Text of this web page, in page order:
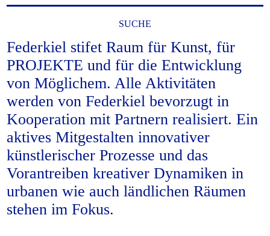
SUCHE
Federkiel stifet Raum für Kunst, für
PROJEKTE und für die Entwicklung
von Möglichem. Alle Aktivitäten
werden von Federkiel bevorzugt in
Kooperation mit Partnern realisiert. Ein
aktives Mitgestalten innovativer
künstlerischer Prozesse und das
Vorantreiben kreativer Dynamiken in
urbanen wie auch ländlichen Räumen
stehen im Fokus.